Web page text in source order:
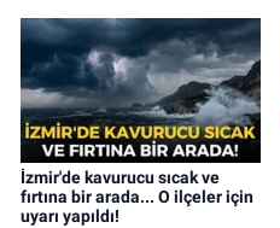
İzmir'de kavurucu sıcak ve
fırtına bir arada... O ilçeler için
uyarı yapıldı!